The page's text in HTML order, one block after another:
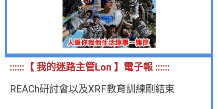
::::::【 我的迷路主管Lon 】電子報 ::::::
REACh研討會以及XRF教育訓練剛結束